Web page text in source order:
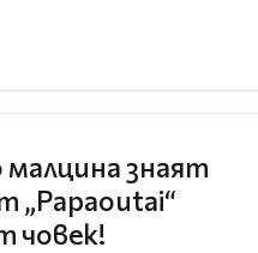
малцина знаят
„Papaoutai“
човек!